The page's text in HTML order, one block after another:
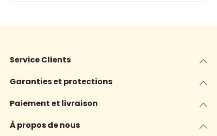
Service Clients
Garanties et protections
Paiement et livraison
À propos de nous